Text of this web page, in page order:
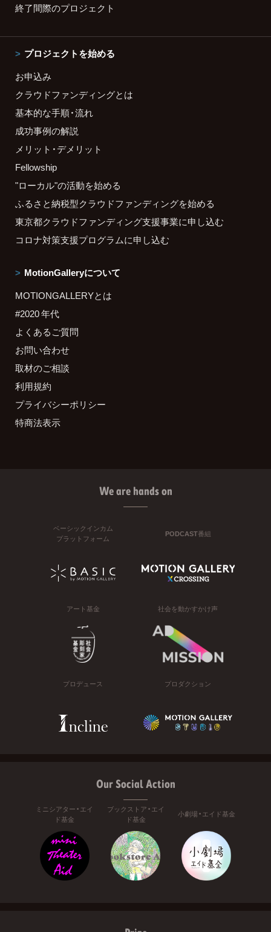
終了間際のプロジェクト
プロジェクトを始める
お申込み
クラウドファンディングとは
基本的な手順・流れ
成功事例の解説
メリット・デメリット
Fellowship
"ローカル"の活動を始める
ふるさと納税型クラウドファンディングを始める
東京都クラウドファンディング支援事業に申し込む
コロナ対策支援プログラムに申し込む
MotionGalleryについて
MOTIONGALLERYとは
#2020 年代
よくあるご質問
お問い合わせ
取材のご相談
利用規約
プライバシーポリシー
特商法表示
We are hands on
ベーシックインカム
プラットフォーム
PODCAST番組
アート基金 社会を動かすかけ声
プロデュース プロダクション
Our Social Action
ミニシアター・エイ
ド基金
ブックストア・エイ
ド基金
小劇場・エイド基金